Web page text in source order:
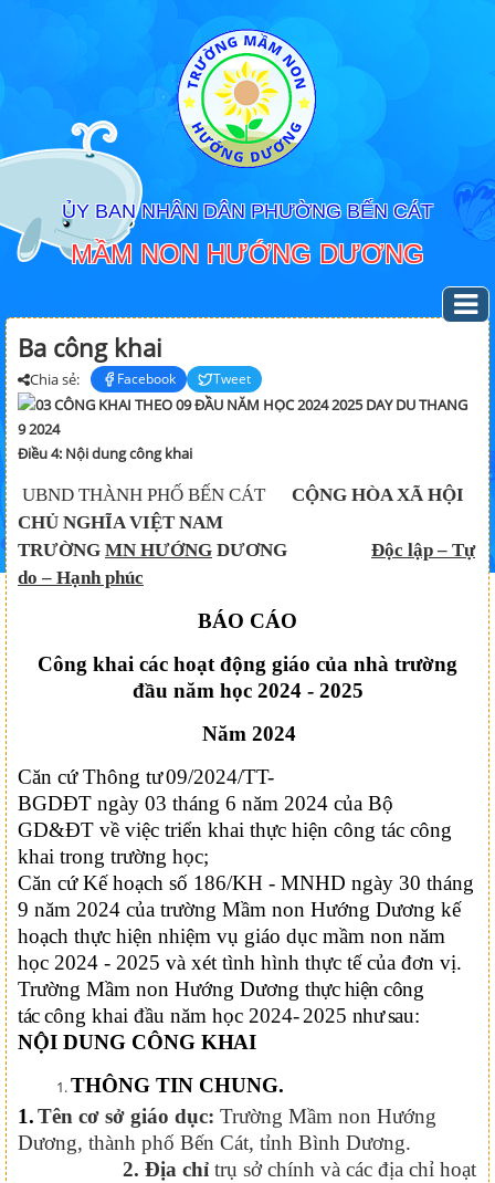
ỦY BAN NHÂN DÂN PHƯỜNG BẾN CÁT
MẦM NON HƯỚNG DƯƠNG
Ba công khai
Chia sẻ: Facebook Tweet
Điều 4: Nội dung công khai
UBND THÀNH PHỐ BẾN CÁT CỘNG HÒA XÃ HỘI
CHỦ NGHĨA VIỆT NAM
TRƯỜNG MN HƯỚNG DƯƠNG Độc lập – Tự
do – Hạnh phúc
BÁO CÁO
Công khai các hoạt động giáo của nhà trường
đầu năm học 2024 - 2025
Năm 2024
Căn cứThông tư09/2024/TT-
BGDĐT ngày 03 tháng 6 năm 2024 của Bộ
GD&ĐT về việc triển khai thực hiện công tác công
khai trong trường học;
Căn cứ Kế hoạch số 186/KH - MNHD ngày 30 tháng
9 năm 2024 của trường Mầm non Hướng Dương kế
hoạch thực hiện nhiệm vụ giáo dục mầm non năm
học 2024 - 2025 và xét tình hình thực tế của đơn vị.
Trường Mầm non Hướng Dương thực hiện công
táccông khai đầu năm học 2024-2025 nhưsau:
NỘI DUNG CÔNG KHAI
THÔNG TIN CHUNG.
1.Tên cơ sở giáo dục: Trường Mầm non Hướng
Dương, thành phố Bến Cát, tỉnh Bình Dương.
2. Địa chỉ trụ sở chính và các địa chỉ hoạt